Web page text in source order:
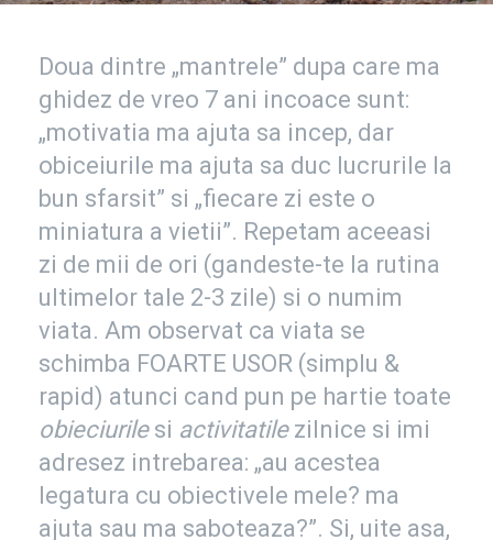
Doua dintre „mantrele” dupa care ma
ghidez de vreo 7 ani incoace sunt:
„motivatia ma ajuta sa incep, dar
obiceiurile ma ajuta sa duc lucrurile la
bun sfarsit” si „fiecare zi este o
miniatura a vietii”. Repetam aceeasi
zi de mii de ori (gandeste-te la rutina
ultimelor tale 2-3 zile) si o numim
viata. Am observat ca viata se
schimba FOARTE USOR (simplu &
rapid) atunci cand pun pe hartie toate
obieciurilesi activitatilezilnice si imi
adresez intrebarea: „au acestea
legatura cu obiectivele mele? ma
ajuta sau ma saboteaza?”. Si, uite asa,